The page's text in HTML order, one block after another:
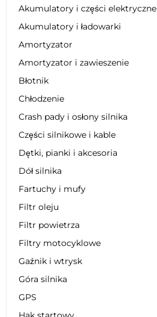
Akumulatory i części elektryczne
Akumulatory i ładowarki
Amortyzator
Amortyzator i zawieszenie
Błotnik
Chłodzenie
Crash pady i osłony silnika
Części silnikowe i kable
Dętki, pianki i akcesoria
Dół silnika
Fartuchy i mufy
Filtr oleju
Filtr powietrza
Filtry motocyklowe
Gaźnik i wtrysk
Góra silnika
GPS